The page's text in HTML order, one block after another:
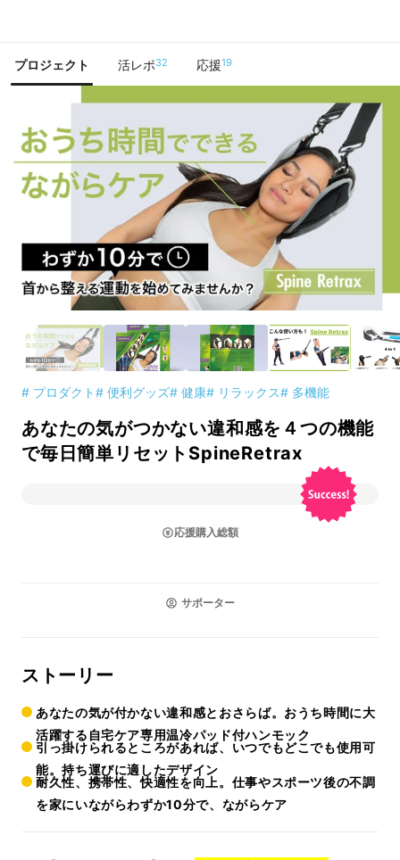
プロジェクト 活レポ32 応援19
# プロダクト# 便利グッズ# 健康# リラックス# 多機能
あなたの気がつかない違和感を４つの機能
で毎日簡単リセットSpineRetrax
応援購入総額
サポーター
ストーリー
あなたの気が付かない違和感とおさらば。おうち時間に大
活躍する自宅ケア専用温冷パッド付ハンモック
引っ掛けられるところがあれば、いつでもどこでも使用可
能。持ち運びに適したデザイン
耐久性、携帯性、快適性を向上。仕事やスポーツ後の不調
を家にいながらわずか10分で、ながらケア